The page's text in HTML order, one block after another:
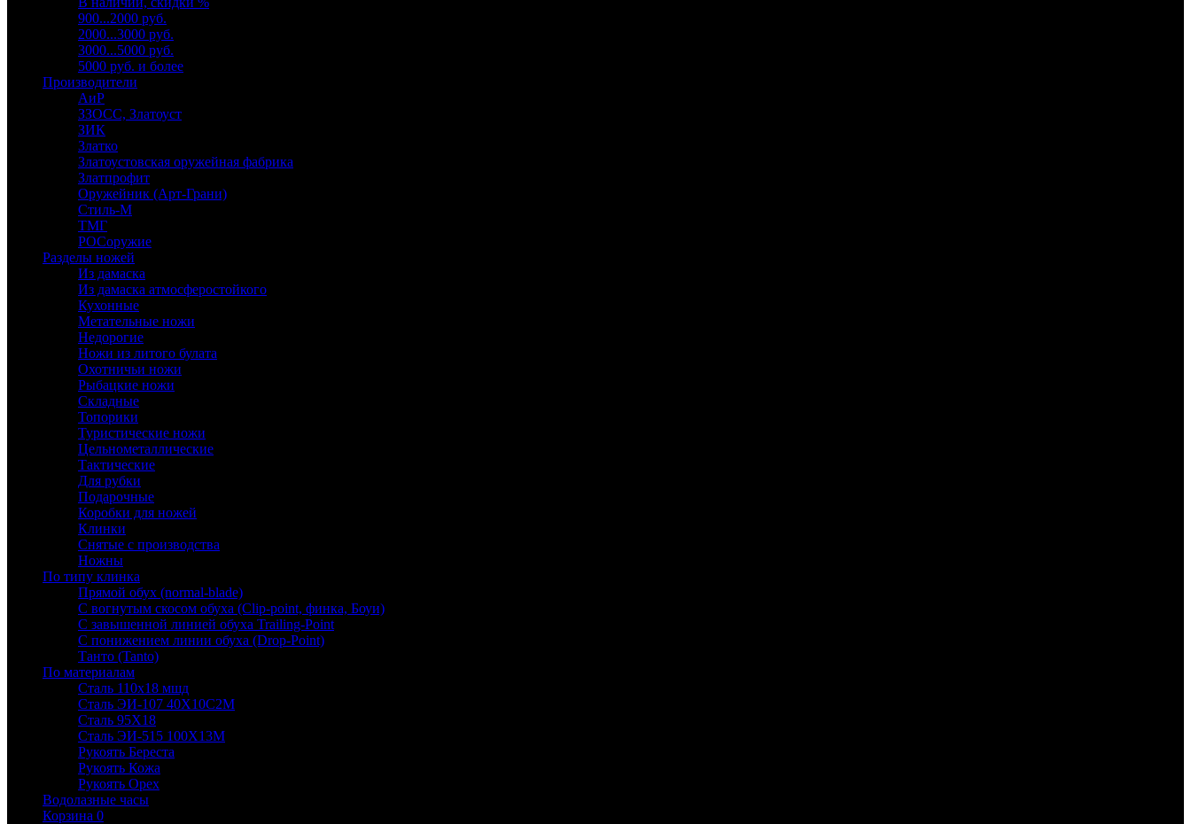
900...2000 руб.
2000...3000 руб.
3000...5000 руб.
5000 руб. и более
Производители
АиР
ЗЗОСС, Златоуст
ЗИК
Златко
Златоустовская оружейная фабрика
Златпрофит
Оружейник (Арт-Грани)
Стиль-М
ТМГ
РОСоружие
Разделы ножей
Из дамаска
Из дамаска атмосферостойкого
Кухонные
Метательные ножи
Недорогие
Ножи из литого булата
Охотничьи ножи
Рыбацкие ножи
Складные
Топорики
Туристические ножи
Цельнометаллические
Тактические
Для рубки
Подарочные
Коробки для ножей
Клинки
Снятые с производства
Ножны
По типу клинка
Прямой обух (normal-blade)
С вогнутым скосом обуха (Clip-point, финка, Боуи)
С завышенной линией обуха Trailing-Point
С понижением линии обуха (Drop-Point)
Танто (Tanto)
По материалам
Сталь 110х18 мшд
Сталь ЭИ-107 40Х10С2М
Сталь 95Х18
Сталь ЭИ-515 100Х13М
Рукоять Береста
Рукоять Кожа
Рукоять Орех
Водолазные часы
Корзина 0